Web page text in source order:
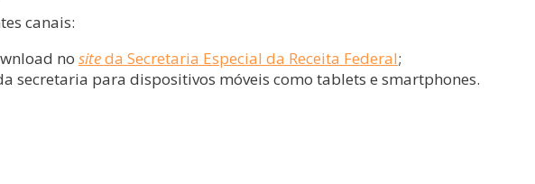
canais:
no siteda Secretaria Especial da Receita Federal;
secretaria para dispositivos móveis como tablets e smartphones.